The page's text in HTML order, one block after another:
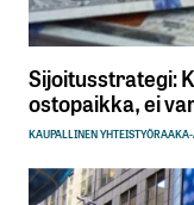
Sijoitusstrategi:
ostopaikka, ei
KAUPALLINEN YHTEISTYÖ